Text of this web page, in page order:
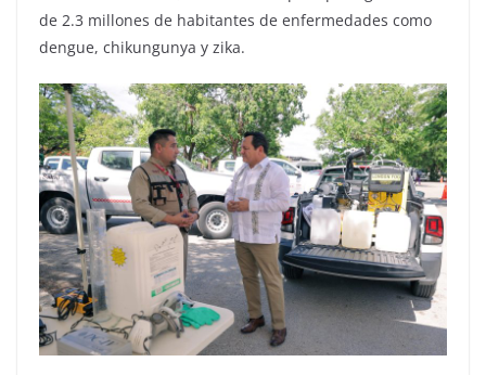
de 2.3 millones de habitantes de enfermedades como
dengue, chikungunya y zika.